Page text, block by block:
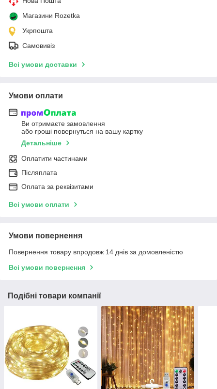
Магазини Rozetka
Укрпошта
Самовивіз
Всі умови доставки
Умови оплати
Ви отримаєте замовлення
або гроші повернуться на вашу картку
Детальніше
Оплатити частинами
Післяплата
Оплата за реквізитами
Всі умови оплати
Умови повернення
Повернення товару впродовж 14 днів за домовленістю
Всі умови повернення
Подібні товари компанії